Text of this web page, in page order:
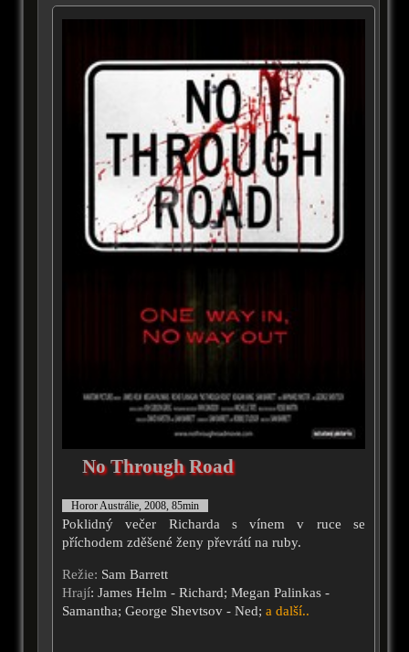
No Through Road
Horor Austrálie, 2008, 85min
Poklidný večer Richarda s vínem v ruce se
příchodem zděšené ženy převrátí na ruby.
Režie: Sam Barrett
Hrají: James Helm - Richard; Megan Palinkas -
Samantha; George Shevtsov - Ned; a další..